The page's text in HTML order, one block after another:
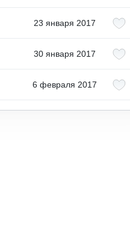
23 января 2017
30 января 2017
6 февраля 2017